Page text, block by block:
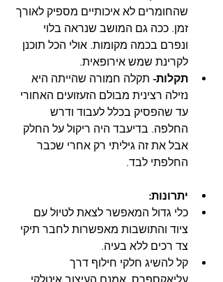
שהחומרים לא איכותיים מספיק לאורך
זמן. ככה גם המושב שנראה בלוי
ונפרם בכמה מקומות. אולי הכל תוכנן
לקרינת שמש אירופאית.
תקלות- תקלה חמורה שהייתה היא
נזילה רצינית מבולם הזעזועים האחורי
עד שהפסיק בכלל לעבוד ודרש
החלפה. בדיעבד היה ריקול על החלק
אבל את זה גיליתי רק אחרי שכבר
החלפתי לבד.
יתרונות:
כלי גדול המאפשר לצאת לטיול עם
ציוד והתושבות מאפשרות לחבר תיקי
צד רכים ללא בעיה.
קל להשיג חלקי חילוף דרך